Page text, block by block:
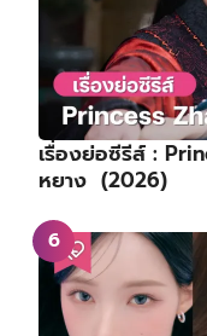
เรื่องย่อซีรีส์ :
หยาง (2026)